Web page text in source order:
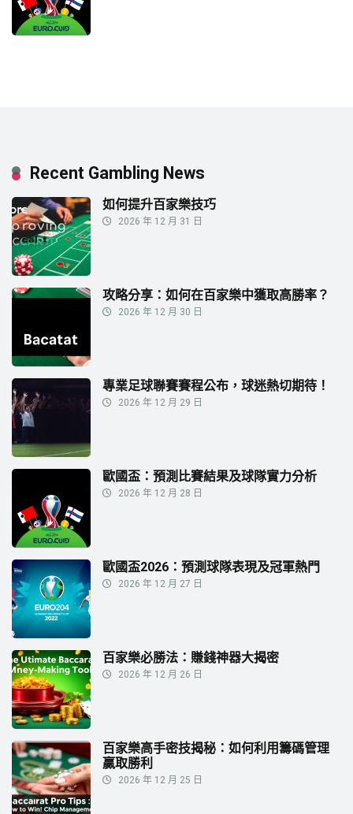
Recent Gambling News
如何提升百家樂技巧
2026 年 12 月 31 日
攻略分享：如何在百家樂中獲取高勝率？
2026 年 12 月 30 日
專業足球聯賽賽程公布，球迷熱切期待！
2026 年 12 月 29 日
歐國盃：預測比賽結果及球隊實力分析
2026 年 12 月 28 日
歐國盃2026：預測球隊表現及冠軍熱門
2026 年 12 月 27 日
百家樂必勝法：賺錢神器大揭密
2026 年 12 月 26 日
百家樂高手密技揭秘：如何利用籌碼管理
贏取勝利
2026 年 12 月 25 日